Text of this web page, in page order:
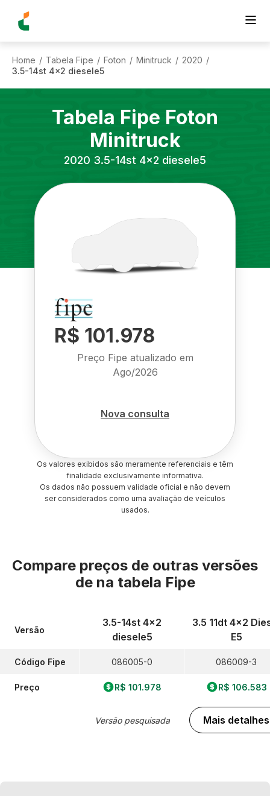
Home / Tabela Fipe / Foton / Minitruck / 2020 /
3.5-14st 4x2 diesele5
Tabela Fipe Foton
Minitruck
2020 3.5-14st 4x2 diesele5
R$ 101.978
Preço Fipe atualizado em
Ago/2026
Nova consulta
Os valores exibidos são meramente referenciais e têm
finalidade exclusivamente informativa.
Os dados não possuem validade oficial e não devem
ser considerados como uma avaliação de veículos
usados.
Compare preços de outras versões
de na tabela Fipe
Versão
Código Fipe
Preço
3.5-14st 4x2
diesele5
086005-0
R$ 101.978
Versão pesquisada
3.5 11dt 4x2
E5
086009-3
R$ 106.583
Mais detalhes